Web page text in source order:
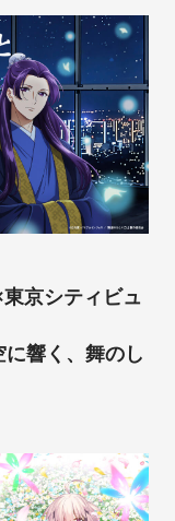
京シティビュ
響く、舞のし